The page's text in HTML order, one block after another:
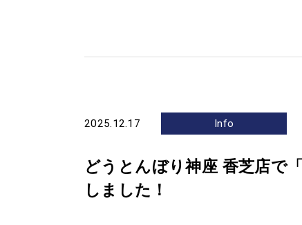
2025.12.17 Info
どうとんぼり神座 香芝店で
しました！